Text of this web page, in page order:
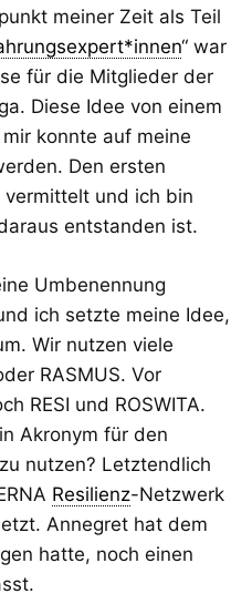
meiner Zeit als Teil
“ war
für die Mitglieder der
Diese Idee von einem
konnte auf meine
Den ersten
und ich bin
entstanden ist.
Umbenennung
ich setzte meine Idee,
Wir nutzen viele
RASMUS. Vor
RESI und ROSWITA.
Akronym für den
nutzen? Letztendlich
Resilienz-Netzwerk
Annegret hat dem
hatte, noch einen